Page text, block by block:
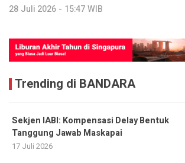
28 Juli 2026 - 15:47 WIB
Trending di BANDARA
Sekjen IABI: Kompensasi Delay Bentuk
Tanggung Jawab Maskapai
17 Juli 2026